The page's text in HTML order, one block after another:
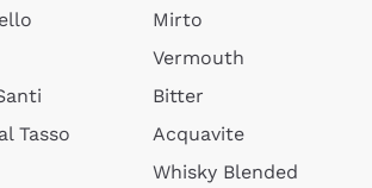
Tasso
Mirto
Vermouth
Bitter
Acquavite
Whisky Blended